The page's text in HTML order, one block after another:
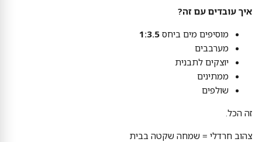
איך עובדים עם זה?
מוסיפים מים ביחס 1:3.5
מערבבים
יוצקים לתבנית
ממתינים
שולפים
זה הכל.
צהוב חרדלי = שמחה שקטה בבית